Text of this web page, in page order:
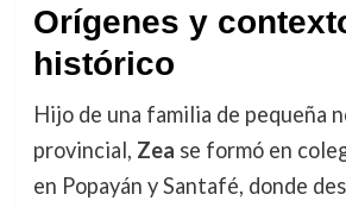
Orígenes y
histórico
Hijo de una familia de pequeña
provincial, Zea se formó en
en Popayán y Santafé, donde